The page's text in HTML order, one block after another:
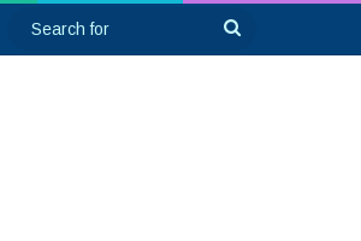
Article
Switch skin